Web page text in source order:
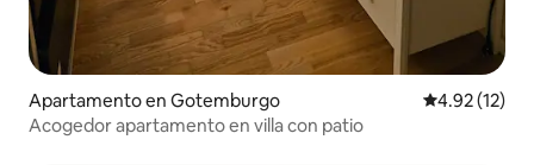
Apartamento en Gotemburgo Calificación
4.92 (12)
Acogedor apartamento en villa con patio